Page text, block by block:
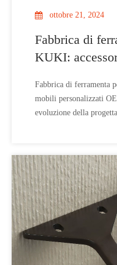
ottobre 21, 2024
Fabbrica di
KUKI:
Fabbrica di ferramenta
mobili personalizzati
evoluzione della
oltre 35 anni, è
OEM (Original